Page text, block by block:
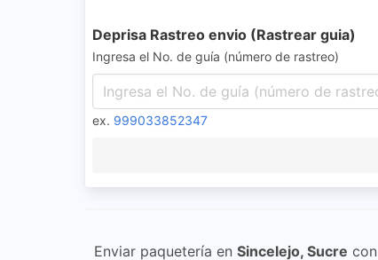
Deprisa Rastreo envio (Rastrear guia)
Ingresa el No. de guía (número de rastreo)
ex. 999033852347
Enviar paquetería en Sincelejo, Sucre con